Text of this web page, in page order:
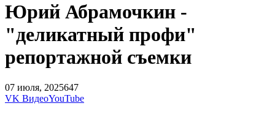
Юрий Абрамочкин -
"деликатный профи"
репортажной съемки
07 июля, 2025647
VK ВидеоYouTube